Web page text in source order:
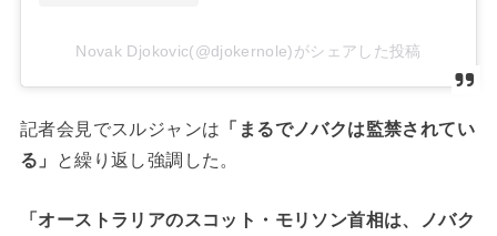
Novak Djokovic(@djokernole)がシェアした投稿
記者会見でスルジャンは 「まるでノバクは監禁されてい
る」
と繰り返し強調した。
「オーストラリアのスコット・モリソン首相は、ノバク